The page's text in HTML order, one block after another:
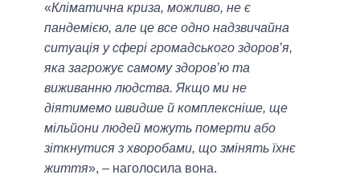
«Кліматична криза, можливо, не є
пандемією, але це все одно надзвичайна
ситуація у сфері громадського здоров’я,
яка загрожує самому здоров’ю та
виживанню людства. Якщо ми не
діятимемо швидше й комплексніше, ще
мільйони людей можуть померти або
зіткнутися з хворобами, що змінять їхнє
життя», – наголосила вона.